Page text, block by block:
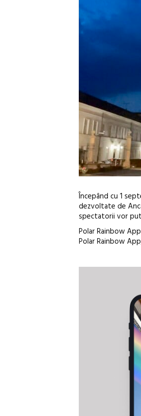
Începând cu 1
dezvoltate de
spectatorii vor
Polar Rainbow
Polar Rainbow